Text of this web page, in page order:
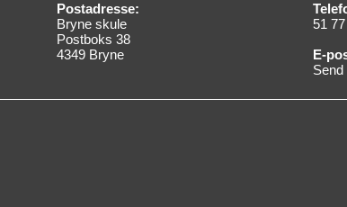
Postadresse:
Bryne skule
Postboks 38
4349 Bryne
51
E-